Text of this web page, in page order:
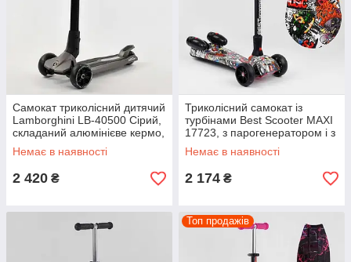
Самокат триколісний дитячий
Lamborghini LB-40500 Сірий,
складаний алюмінієве кермо,
колеса PU зі світлом
Немає в наявності
2 420 ₴
Триколісний самокат із
турбінами Best Scooter MAXI
17723, з парогенератором і з
димом, музикою, складаним
кермом
Немає в наявності
2 174 ₴
Топ продажів